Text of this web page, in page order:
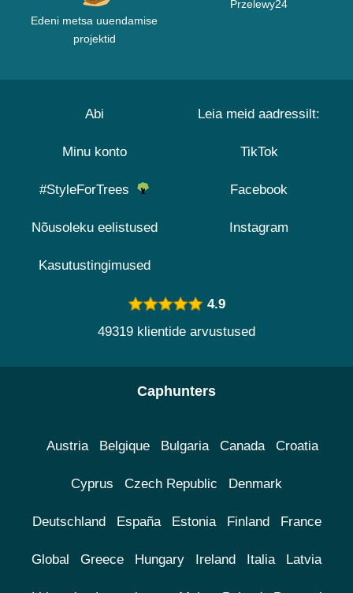
Edeni metsa uuendamise
projektid
Przelewy24
Abi
Minu konto
#StyleForTrees
Nõusoleku eelistused
Kasutustingimused
Leia meid aadressilt:
TikTok
Facebook
Instagram
4.9
49319 klientide arvustused
Caphunters
Austria Belgique Bulgaria Canada Croatia
Cyprus Czech Republic Denmark
Deutschland España Estonia Finland France
Global Greece Hungary Ireland Italia Latvia